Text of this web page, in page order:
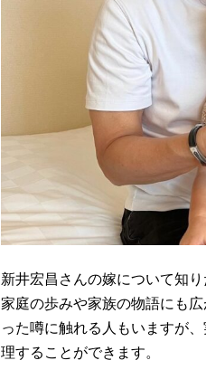
新井宏昌さんの嫁について知
家庭の歩みや家族の物語にも
った噂に触れる人もいますが
理することができます。